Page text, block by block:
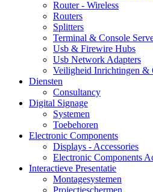
Router - Wireless
Routers
Splitters
Terminal & Console
Usb & Firewire Hubs
Usb Network Adapters
Veiligheid Inrichtingen &
Diensten
Consultancy
Digital Signage
Systemen
Toebehoren
Electronic Components
Displays - Accessories
Electronic Components
Interactieve Presentatie
Montagesystemen